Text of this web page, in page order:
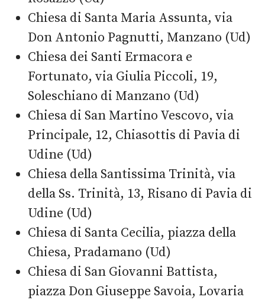
Chiesa di Santa Maria Assunta, via
Don Antonio Pagnutti, Manzano (Ud)
Chiesa dei Santi Ermacora e
Fortunato, via Giulia Piccoli, 19,
Soleschiano di Manzano (Ud)
Chiesa di San Martino Vescovo, via
Principale, 12, Chiasottis di Pavia di
Udine (Ud)
Chiesa della Santissima Trinità, via
della Ss. Trinità, 13, Risano di Pavia di
Udine (Ud)
Chiesa di Santa Cecilia, piazza della
Chiesa, Pradamano (Ud)
Chiesa di San Giovanni Battista,
piazza Don Giuseppe Savoia, Lovaria